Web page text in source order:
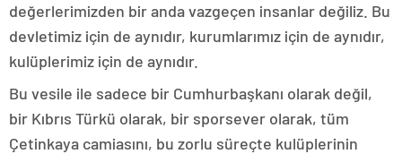
değerlerimizden bir anda vazgeçen insanlar değiliz. Bu
devletimiz için de aynıdır, kurumlarımız için de aynıdır,
kulüplerimiz için de aynıdır.
Bu vesile ile sadece bir Cumhurbaşkanı olarak değil,
bir Kıbrıs Türkü olarak, bir sporsever olarak, tüm
Çetinkaya camiasını, bu zorlu süreçte kulüplerinin